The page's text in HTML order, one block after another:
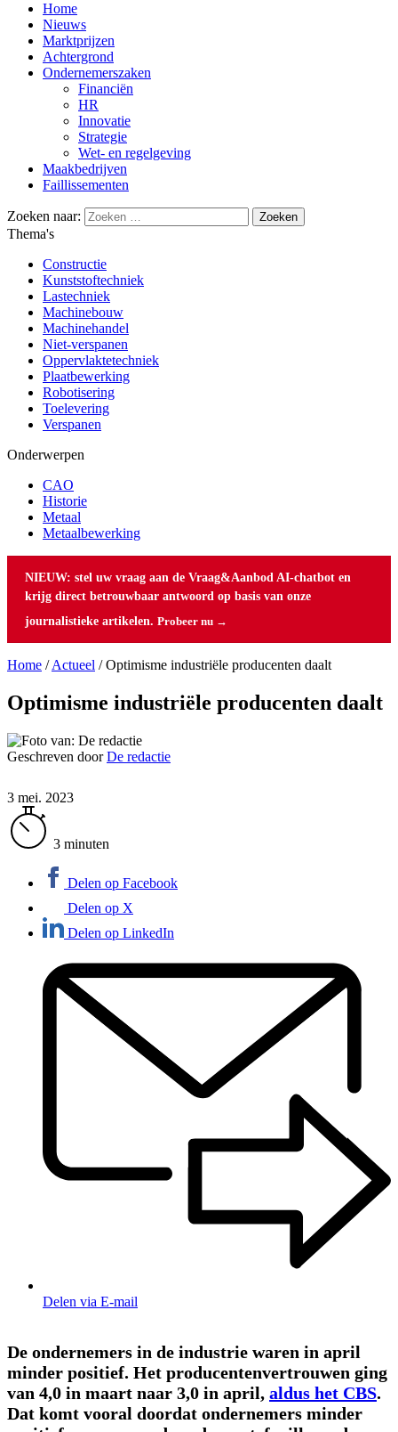
Home
Nieuws
Marktprijzen
Achtergrond
Ondernemerszaken
Financiën
HR
Innovatie
Strategie
Wet- en regelgeving
Maakbedrijven
Faillissementen
Zoeken naar:
Thema's
Constructie
Kunststoftechniek
Lastechniek
Machinebouw
Machinehandel
Niet-verspanen
Oppervlaktetechniek
Plaatbewerking
Robotisering
Toelevering
Verspanen
Onderwerpen
CAO
Historie
Metaal
Metaalbewerking
NIEUW: stel uw vraag aan de Vraag&Aanbod AI-chatbot en
krijg direct betrouwbaar antwoord op basis van onze
journalistieke artikelen. Probeer nu →
Home /Actueel /Optimisme industriële producenten daalt
Optimisme industriële producenten daalt
Geschreven doorDe redactie
3 mei. 2023
3 minuten
Delen op Facebook
Delen op X
Delen op LinkedIn
Delen via E-mail
De ondernemers in de industrie waren in april
minder positief. Het producentenvertrouwen ging
van 4,0 in maart naar 3,0 in april, aldus het CBS.
Dat komt vooral doordat ondernemers minder